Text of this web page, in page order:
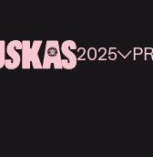
2025